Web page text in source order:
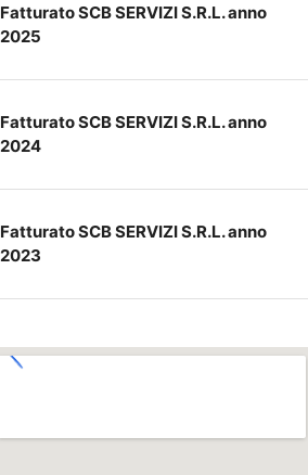
Fatturato SCB SERVIZI S.R.L. anno
2025
Fatturato SCB SERVIZI S.R.L. anno
2024
Fatturato SCB SERVIZI S.R.L. anno
2023